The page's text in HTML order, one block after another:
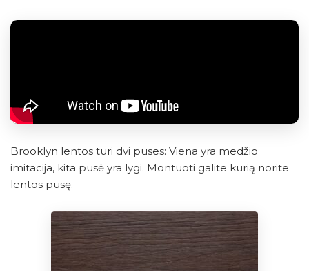
Brooklyn lentos turi dvi puses: Viena yra medžio
imitacija, kita pusė yra lygi. Montuoti galite kurią norite
lentos pusę.